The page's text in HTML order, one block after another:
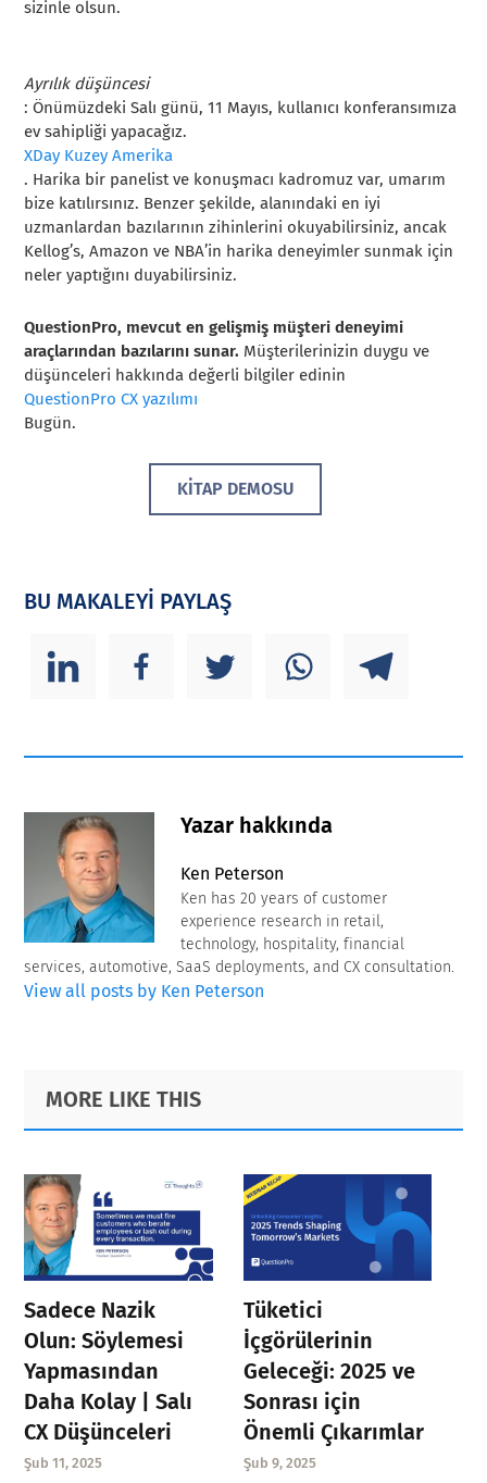
sizinle olsun.
Ayrılık düşüncesi
: Önümüzdeki Salı günü, 11 Mayıs, kullanıcı konferansımıza
ev sahipliği yapacağız.
XDay Kuzey Amerika
. Harika bir panelist ve konuşmacı kadromuz var, umarım
bize katılırsınız. Benzer şekilde, alanındaki en iyi
uzmanlardan bazılarının zihinlerini okuyabilirsiniz, ancak
Kellog’s, Amazon ve NBA’in harika deneyimler sunmak için
neler yaptığını duyabilirsiniz.
QuestionPro, mevcut en gelişmiş müşteri deneyimi
araçlarından bazılarını sunar. Müşterilerinizin duygu ve
düşünceleri hakkında değerli bilgiler edinin
QuestionPro CX yazılımı
Bugün.
KITAP DEMOSU
BU MAKALEYİ PAYLAŞ
Yazar hakkında
Ken Peterson
Ken has 20 years of customer
experience research in retail,
technology, hospitality, financial
services, automotive, SaaS deployments, and CX consultation.
View all posts by Ken Peterson
Primary
Sidebar
Footer
MORE LIKE THIS
Sadece Nazik
Olun: Söylemesi
Yapmasından
Daha Kolay | Salı
CX Düşünceleri
Şub 11, 2025
Tüketici
İçgörülerinin
Geleceği: 2025 ve
Sonrası için
Önemli Çıkarımlar
Şub 9, 2025